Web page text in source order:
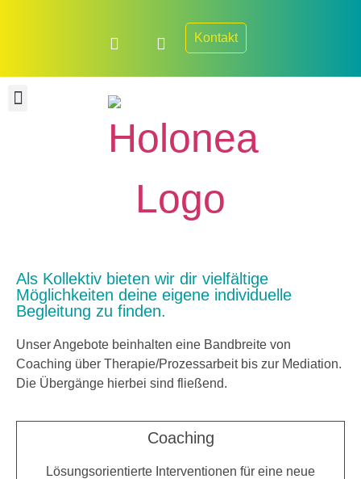
Kontakt
Als Kollektiv bieten wir dir vielfältige
Möglichkeiten deine eigene individuelle
Begleitung zu finden.
Unser Angebote beinhalten eine Bandbreite von
Coaching über Therapie/Prozessarbeit bis zur Mediation.
Die Übergänge hierbei sind fließend.
Coaching
Lösungsorientierte Interventionen für eine neue